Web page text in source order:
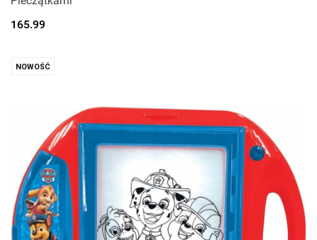
165.99
NOWOŚĆ